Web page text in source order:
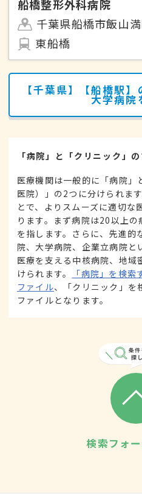
船橋整形外科病院
千葉県船橋市飯山
東船橋
【千葉県】【船橋駅
大学病院
「病院」と「クリニック」
医療機関は一般的に「病院」
医院）」の2つに分けられま
とで、よりスムーズに適切な
ります。まず病院は20以上
を指します。さらに、先進的
院、大学病院、企業立病院と
医療を支える中核病院、地域
けられます。
「病院」を検索
ファイル、「クリニック」を
ファイルとなります。
検索フォ